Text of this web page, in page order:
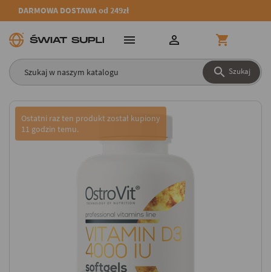
DARMOWA DOSTAWA od 249zł
 Szukaj
  
Ostatni raz ten produkt został kupiony
11 godzin temu.